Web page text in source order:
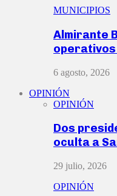
MUNICIPIOS
Almirante
operativos
6 agosto, 2026
OPINIÓN
OPINIÓN
Dos
oculta a
29 julio, 2026
OPINIÓN